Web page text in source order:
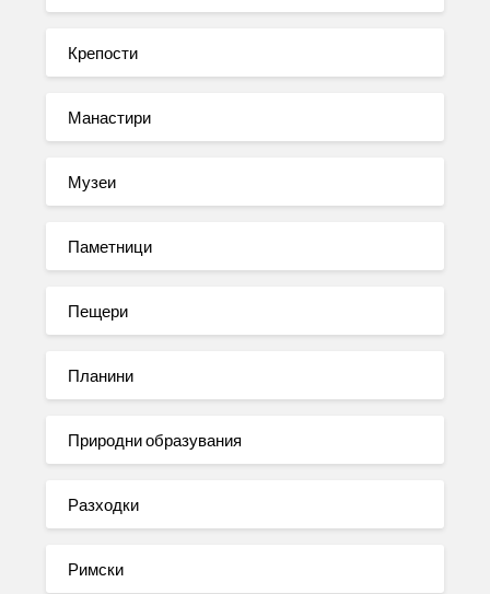
Крепости
Манастири
Музеи
Паметници
Пещери
Планини
Природни образувания
Разходки
Римски